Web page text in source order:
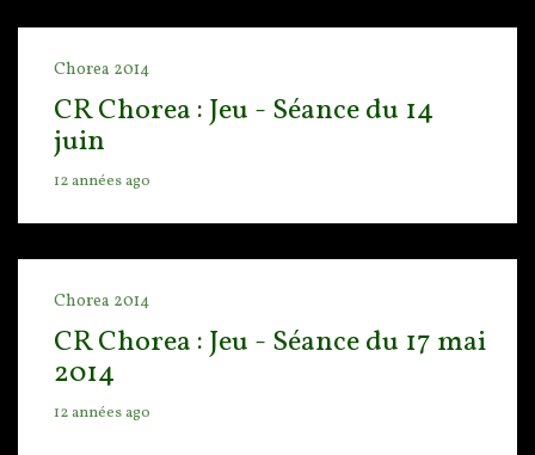
Chorea 2014
CR Chorea : Jeu - Séance du 14
juin
12 années ago
Chorea 2014
CR Chorea : Jeu - Séance du 17 mai
2014
12 années ago